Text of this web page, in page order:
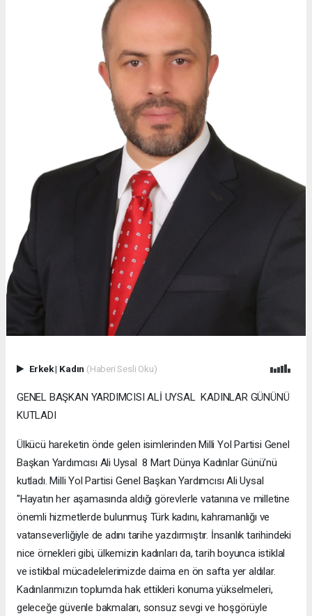
Erkek| Kadın (Haberi Sesli Oku)
GENEL BAŞKAN YARDIMCISI ALİ UYSAL KADINLAR GÜNÜNÜ
KUTLADI
Ülkücü hareketin önde gelen isimlerinden Milli Yol Partisi Genel
Başkan Yardımcısı Ali Uysal 8 Mart Dünya Kadınlar Günü’nü
kutladı. Milli Yol Partisi Genel Başkan Yardımcısı Ali Uysal
"Hayatın her aşamasında aldığı görevlerle vatanına ve milletine
önemli hizmetlerde bulunmuş Türk kadını, kahramanlığı ve
vatanseverliğiyle de adını tarihe yazdırmıştır. İnsanlık tarihindeki
nice örnekleri gibi, ülkemizin kadınları da, tarih boyunca istiklal
ve istikbal mücadelelerimizde daima en ön safta yer aldılar.
Kadınlarımızın toplumda hak ettikleri konuma yükselmeleri,
geleceğe güvenle bakmaları, sonsuz sevgi ve hoşgörüyle